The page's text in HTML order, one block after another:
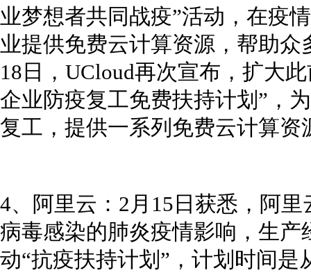
业梦想者共同战疫”活动，在疫
业提供免费云计算资源，帮助众
18日，UCloud再次宣布，扩大
企业防疫复工免费扶持计划”，
复工，提供一系列免费云计算资
4、阿里云：2月15日获悉，阿
病毒感染的肺炎疫情影响，生产
动“抗疫扶持计划”，计划时间是